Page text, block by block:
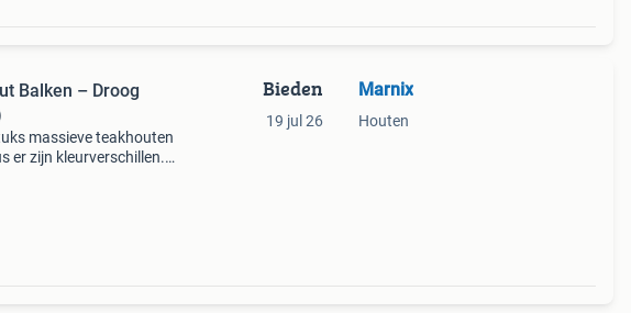
Balken – Droog
massieve teakhouten
er zijn kleurverschillen.
Bieden
19 jul 26
Marnix
Houten